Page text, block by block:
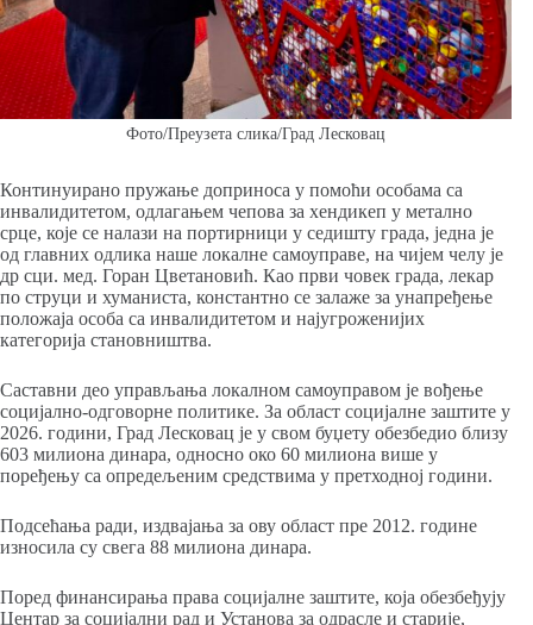
Фото/Преузета слика/Град Лесковац
Континуирано пружање доприноса у помоћи особама са
инвалидитетом, одлагањем чепова за хендикеп у метално
срце, које се налази на портирници у седишту града, једна је
од главних одлика наше локалне самоуправе, на чијем челу је
др сци. мед. Горан Цветановић. Као први човек града, лекар
по струци и хуманиста, константно се залаже за унапређење
положаја особа са инвалидитетом и најугроженијих
категорија становништва.
Саставни део управљања локалном самоуправом је вођење
социјално-одговорне политике. За област социјалне заштите у
2026. години, Град Лесковац је у свом буџету обезбедио близу
603 милиона динара, односно око 60 милиона више у
поређењу са опредељеним средствима у претходној години.
Подсећања ради, издвајања за ову област пре 2012. године
износила су свега 88 милиона динара.
Поред финансирања права социјалне заштите, која обезбеђују
Центар за социјални рад и Установа за одрасле и старије,